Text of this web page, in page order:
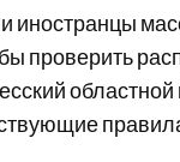
иностранцы
проверить